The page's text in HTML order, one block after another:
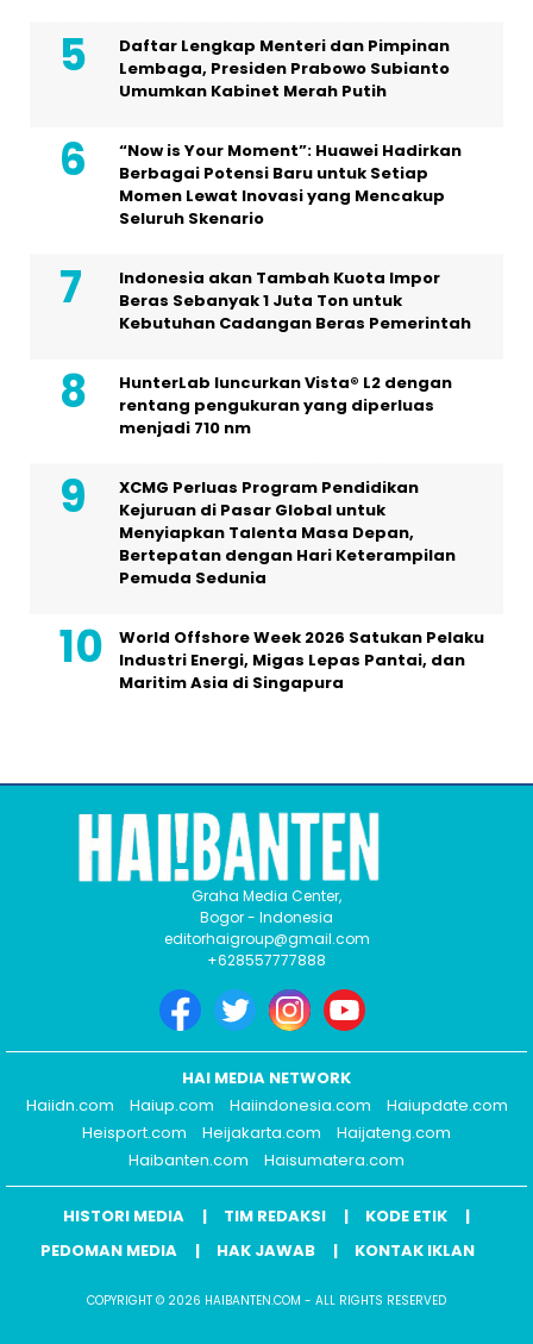
Daftar Lengkap Menteri dan Pimpinan
Lembaga, Presiden Prabowo Subianto
Umumkan Kabinet Merah Putih
“Now is Your Moment”: Huawei Hadirkan
Berbagai Potensi Baru untuk Setiap
Momen Lewat Inovasi yang Mencakup
Seluruh Skenario
Indonesia akan Tambah Kuota Impor
Beras Sebanyak 1 Juta Ton untuk
Kebutuhan Cadangan Beras Pemerintah
HunterLab luncurkan Vista® L2 dengan
rentang pengukuran yang diperluas
menjadi 710 nm
XCMG Perluas Program Pendidikan
Kejuruan di Pasar Global untuk
Menyiapkan Talenta Masa Depan,
Bertepatan dengan Hari Keterampilan
Pemuda Sedunia
World Offshore Week 2026 Satukan Pelaku
Industri Energi, Migas Lepas Pantai, dan
Maritim Asia di Singapura
Graha Media Center,
Bogor - Indonesia
editorhaigroup@gmail.com
+628557777888
HAI MEDIA NETWORK
Haiidn.com
Haiup.com Haiindonesia.com
Haiupdate.com
Heisport.com
Heijakarta.com
Haijateng.com
Haibanten.com
Haisumatera.com
HISTORI MEDIA TIM REDAKSI
KODE ETIK
PEDOMAN MEDIA
HAK JAWAB KONTAK IKLAN
COPYRIGHT © 2026 HAIBANTEN.COM - ALL RIGHTS RESERVED